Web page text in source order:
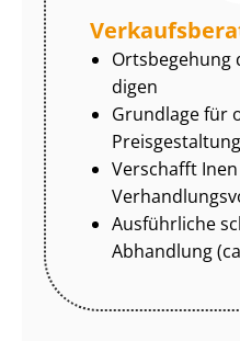
Ortsbegehung
di­gen
Grundlage für
Preisgestaltung
Verschafft
Ausführliche
Abhandlung